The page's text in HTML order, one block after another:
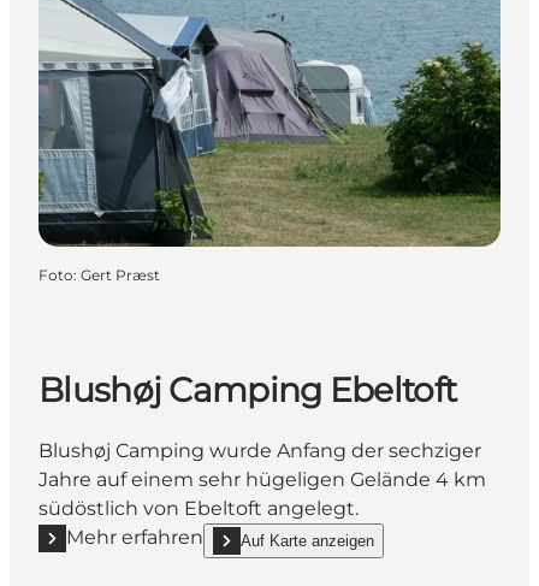
Foto: Gert Præst
Blushøj Camping Ebeltoft
Blushøj Camping wurde Anfang der sechziger
Jahre auf einem sehr hügeligen Gelände 4 km
südöstlich von Ebeltoft angelegt.
Mehr erfahren
Mehr erfahren "Blushøj Camping Ebeltoft"
Auf Karte anzeigen
show Blushøj Camping Ebeltoft on_map